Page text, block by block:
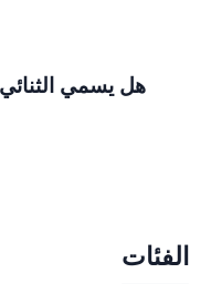
هل يسمي
الفئات